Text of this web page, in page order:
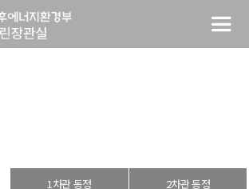
1차관 동정 2차관 동정